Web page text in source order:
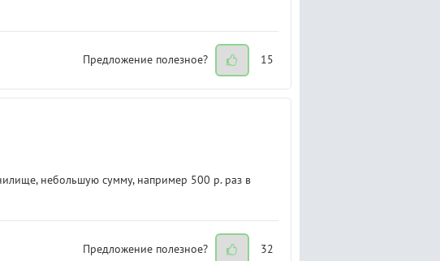
Предложение полезное? 15
небольшую сумму, например 500 р. раз в
Предложение полезное? 32